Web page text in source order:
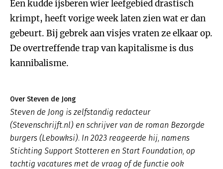
Een kudde ijsberen wier leefgebied drastisch
krimpt, heeft vorige week laten zien wat er dan
gebeurt. Bij gebrek aan visjes vraten ze elkaar op.
De overtreffende trap van kapitalisme is dus
kannibalisme.
Over Steven de Jong
Steven de Jong is zelfstandig redacteur
(Stevenschrijft.nl) en schrijver van de roman Bezorgde
burgers (Lebowksi). In 2023 reageerde hij, namens
Stichting Support Stotteren en Start Foundation, op
tachtig vacatures met de vraag of de functie ook